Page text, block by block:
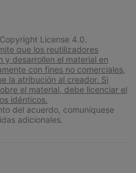
License 4.0.
que los reutilizadores
desarrollen el material en
con fines no comerciales,
la atribución al creador. Si
el material, debe licenciar el
idénticos.
del acuerdo, comuníquese
adicionales.